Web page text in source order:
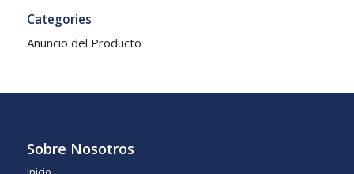
Categories
Anuncio del Producto
Sobre Nosotros